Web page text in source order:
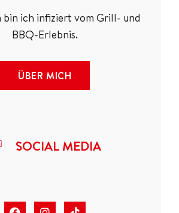
bin ich infiziert vom Grill- und
BBQ-Erlebnis.
ÜBER MICH
SOCIAL MEDIA